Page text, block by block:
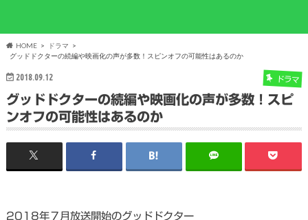
HOME
ドラマ
グッドドクターの続編や映画化の声が多数！スピンオフの可能性はあるのか
2018.09.12 ドラマ
グッドドクターの続編や映画化の声が多数！スピ
ンオフの可能性はあるのか
2018年７月放送開始のグッドドクター